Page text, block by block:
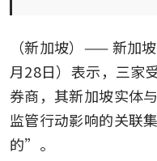
（新加坡）—— 新加
月28日）表示，三家
券商，其新加坡实体
监管行动影响的关联
的”。